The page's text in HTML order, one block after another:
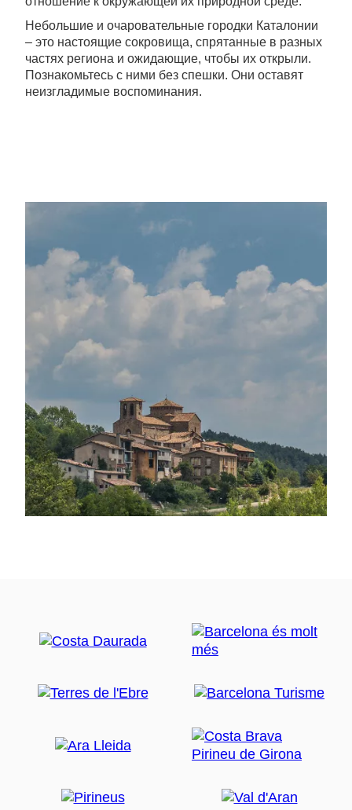
Небольшие и очаровательные городки Каталонии
– это настоящие сокровища, спрятанные в разных
частях региона и ожидающие, чтобы их открыли.
Познакомьтесь с ними без спешки. Они оставят
неизгладимые воспоминания.